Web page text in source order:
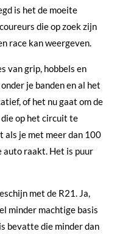
is het de moeite
die op zoek zijn
race kan weergeven.
van grip, hobbels en
je banden en al het
of het nu gaat om de
op het circuit te
als je met meer dan 100
auto raakt. Het is puur
met de R21. Ja,
minder machtige basis
bevatte die minder dan